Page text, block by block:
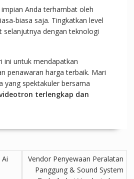
impian Anda terhambat oleh
biasa saja. Tingkatkan level
selanjutnya dengan teknologi
ini untuk mendapatkan
penawaran harga terbaik. Mari
yang spektakuler bersama
terlengkap dan
Vendor Penyewaan Peralatan
Panggung & Sound System